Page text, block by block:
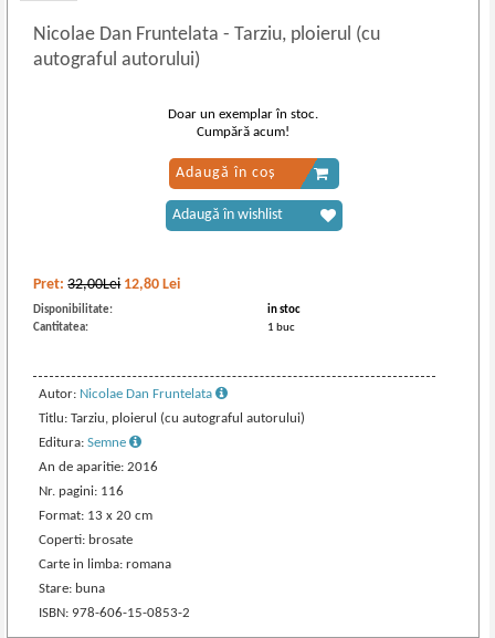
Nicolae Dan Fruntelata- Tarziu, ploierul (cu
autograful autorului)
Pret:32,00Lei 12,80 Lei
Disponibilitate:
in stoc
Cantitatea:
1 buc
Autor: Nicolae Dan Fruntelata
Titlu: Tarziu, ploierul (cu autograful autorului)
Editura:Semne
An de aparitie: 2016
Nr. pagini: 116
Format: 13 x 20 cm
Coperti: brosate
Carte in limba: romana
Stare: buna
ISBN: 978-606-15-0853-2
Doar un exemplar în stoc.
Cumpără acum!
Adaugă în coș
Adaugă în wishlist